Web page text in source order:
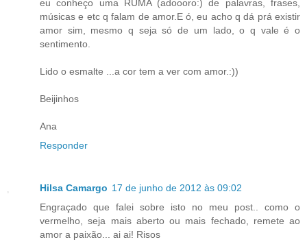
eu conheço uma RUMA (adoooro:) de palavras, frases,
músicas e etc q falam de amor.E ó, eu acho q dá prá existir
amor sim, mesmo q seja só de um lado, o q vale é o
sentimento.
Lido o esmalte ...a cor tem a ver com amor.:))
Beijinhos
Ana
Responder
Hilsa Camargo 17 de junho de 2012 às 09:02
Engraçado que falei sobre isto no meu post.. como o
vermelho, seja mais aberto ou mais fechado, remete ao
amor a paixão... ai ai! Risos